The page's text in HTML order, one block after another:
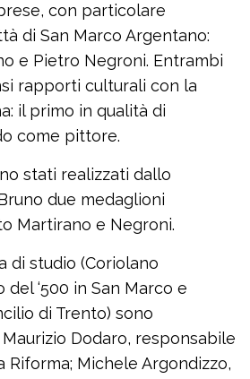
con particolare
di San Marco Argentano:
e Pietro Negroni. Entrambi
rapporti culturali con la
il primo in qualità di
come pittore.
stati realizzati dallo
due medaglioni
Martirano e Negroni.
di studio (Coriolano
‘500 in San Marco e
di Trento) sono
Dodaro, responsabile
Michele Argondizzo,